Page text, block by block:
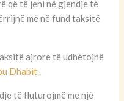
që të jeni në gjendje të
më në fund taksitë
ajrore të udhëtojnë
Dhabit .
të fluturojmë me një